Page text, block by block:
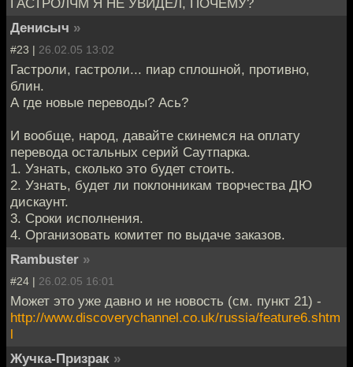
Денисыч »
#23 | 26.02.05 13:02
Гастроли, гастроли... пиар сплошной, противно,
блин.
А где новые переводы? Ась?
И вообще, народ, давайте скинемся на оплату
перевода остальных серий Саутпарка.
1. Узнать, сколько это будет стоить.
2. Узнать, будет ли поклонникам творчества ДЮ
дискаунт.
3. Сроки исполнения.
4. Организовать комитет по выдаче заказов.
Rambuster »
#24 | 26.02.05 16:01
Может это уже давно и не новость (см. пункт 21) -
http://www.discoverychannel.co.uk/russia/feature6.shtm
l
Жучка-Призрак »